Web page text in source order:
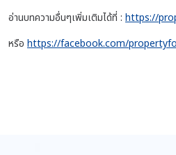
อ่านบทความอื่นๆเพิ่มเติมได้ที่ : https://
หรือ https://facebook.com/